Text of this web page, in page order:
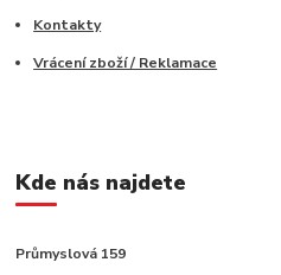
Kontakty
Vrácení zboží / Reklamace
Kde nás najdete
Průmyslová 159